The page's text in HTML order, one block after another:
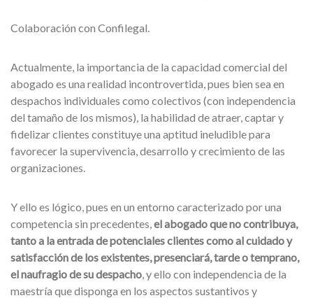
Colaboración con Confilegal.
Actualmente, la importancia de la capacidad comercial del
abogado es una realidad incontrovertida, pues bien sea en
despachos individuales como colectivos (con independencia
del tamaño de los mismos), la habilidad de atraer, captar y
fidelizar clientes constituye una aptitud ineludible para
favorecer la supervivencia, desarrollo y crecimiento de las
organizaciones.
Y ello es lógico, pues en un entorno caracterizado por una
competencia sin precedentes,el abogado que no contribuya,
tanto a la entrada de potenciales clientes como al cuidado y
satisfacción de los existentes, presenciará, tarde o temprano,
el naufragio de su despacho, y ello con independencia de la
maestría que disponga en los aspectos sustantivos y